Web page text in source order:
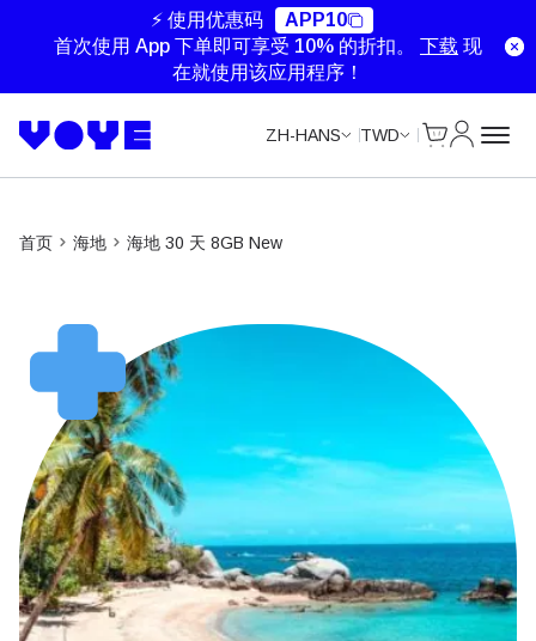
⚡ 使用优惠码
APP10
首次使用 App 下单即可享受 10% 的折扣。 下载 现
在就使用该应用程序！
ZH-HANS TWD
首页 海地 海地 30 天 8GB New